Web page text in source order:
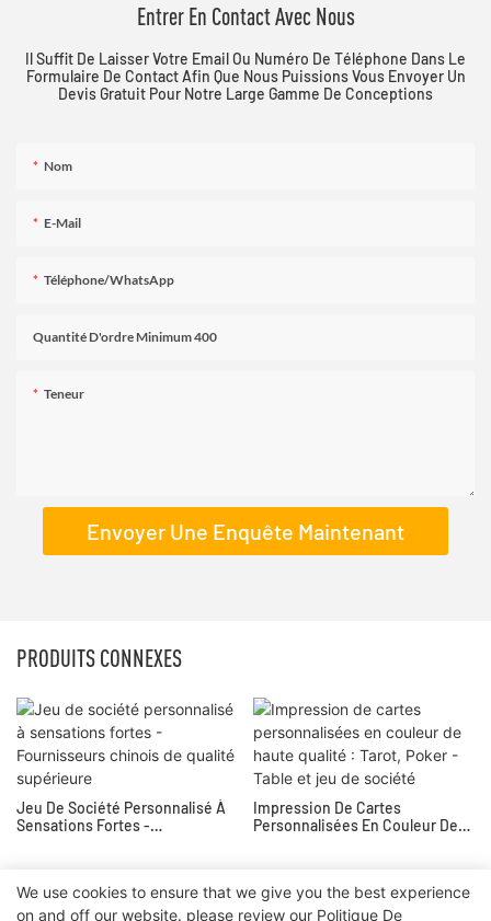
Entrer En Contact Avec Nous
Il Suffit De Laisser Votre Email Ou Numéro De Téléphone Dans Le
Formulaire De Contact Afin Que Nous Puissions Vous Envoyer Un
Devis Gratuit Pour Notre Large Gamme De Conceptions
Nom
E-Mail
Téléphone/WhatsApp
Quantité D'ordre Minimum 400
Teneur
Envoyer Une Enquête Maintenant
PRODUITS CONNEXES
Jeu De Société Personnalisé À
Sensations Fortes -
Impression De Cartes
Personnalisées En Couleur De
We use cookies to ensure that we give you the best experience
on and off our website. please review our Politique De